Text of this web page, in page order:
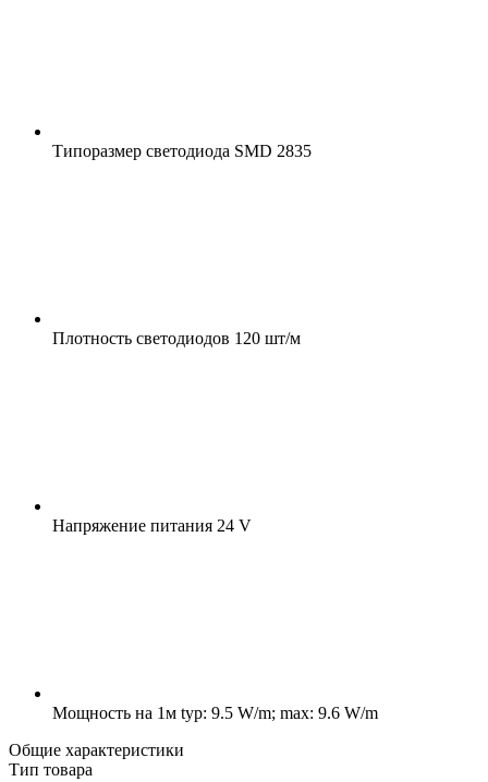
Типоразмер светодиода SMD 2835
Плотность светодиодов 120 шт/м
Напряжение питания 24 V
Мощность на 1м typ: 9.5 W/m; max: 9.6 W/m
Общие характеристики
Тип товара